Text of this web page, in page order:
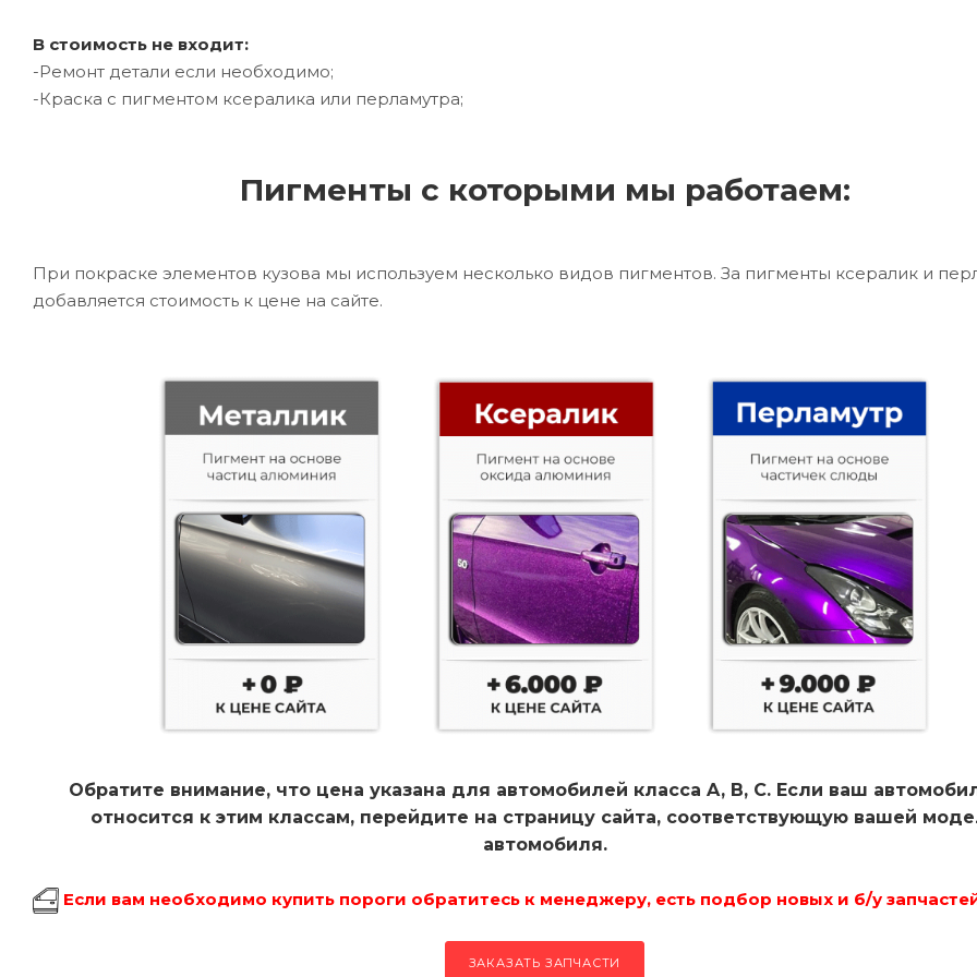
В стоимость не входит:
-Ремонт детали если необходимо;
-Краска с пигментом ксералика или перламутра;
Пигменты с которыми мы работаем:
При покраске элементов кузова мы используем несколько видов пигментов. За пигменты ксералик и
добавляется стоимость к цене на сайте.
Обратите внимание, что цена указана для автомобилей класса A, B, C. Если ваш
относится к этим классам, перейдите на страницу сайта, соответствующую вашей
автомобиля.
Если вам необходимо купить пороги обратитесь к менеджеру, есть подбор новых и б/у
ЗАКАЗАТЬ ЗАПЧАСТИ